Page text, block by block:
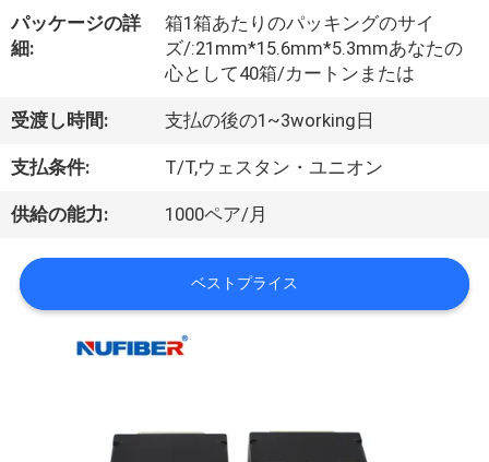
に
い
て
工
場
パッケージの詳
細:
箱1箱あたりのパッキングのサイ
ズ/:21mm*15.6mm*5.3mmあなたの
心として40箱/カートンまたは
受渡し時間: 支払の後の1~3working日
支払条件: T/T,ウェスタン・ユニオン
供給の能力: 1000ペア/月
ベストプライス